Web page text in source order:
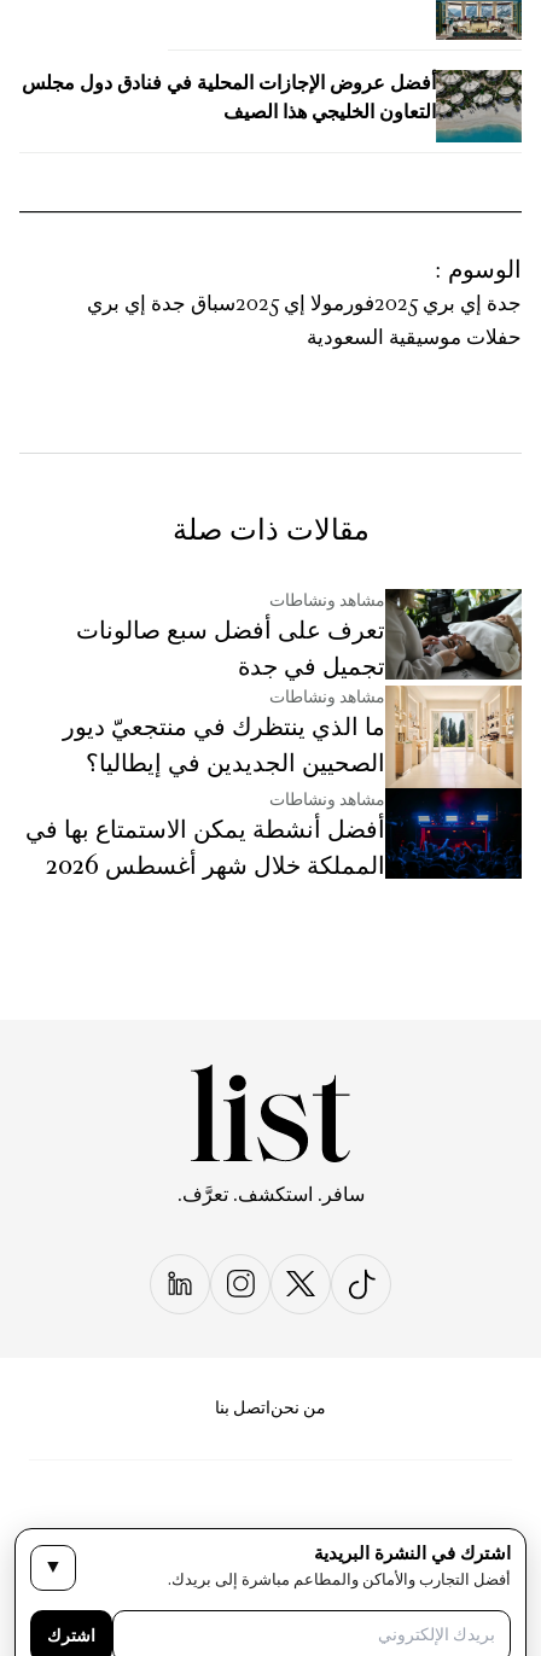
أفضل عروض الإجازات المحلية في فنادق دول مجلس
التعاون الخليجي هذا الصيف
الوسوم :
جدة إي بري 2025 فورمولا إي 2025
سباق جدة إي بري
حفلات موسيقية السعودية
مقالات ذات صلة
مشاهد ونشاطات
تعرف على أفضل سبع صالونات
تجميل في جدة
مشاهد ونشاطات
ما الذي ينتظرك في منتجعيّ ديور
الصحيين الجديدين في إيطاليا؟
مشاهد ونشاطات
أفضل أنشطة يمكن الاستمتاع بها في
المملكة خلال شهر أغسطس 2026
سافر. استكشف. تعرَّف.
من نحن اتصل بنا
سياسة الخصوصية
حقوق النشر لمجلة LIST كل الحقوق محفوظة
اشترك في النشرة البريدية
أفضل التجارب والأماكن والمطاعم مباشرة إلى بريدك.
▼
اشترك